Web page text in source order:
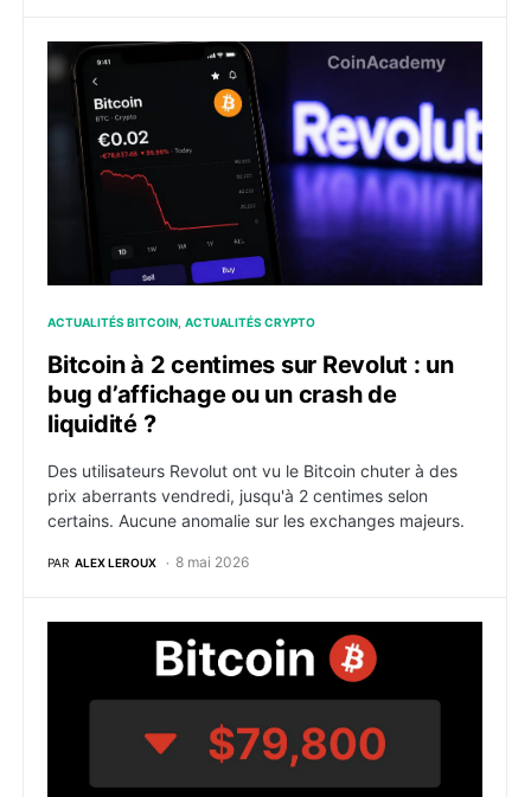
Bitcoin à 2 centimes sur Revolut : un bug d’affichage
ACTUALITÉS BITCOIN ACTUALITÉS CRYPTO
Bitcoin à 2 centimes sur Revolut : un
bug d’affichage ou un crash de
liquidité ?
Des utilisateurs Revolut ont vu le Bitcoin chuter à des
prix aberrants vendredi, jusqu'à 2 centimes selon
certains. Aucune anomalie sur les exchanges majeurs.
PAR ALEX LEROUX 8 mai 2026
Bitcoin : BTC de retour sous les 80 000 $ après des